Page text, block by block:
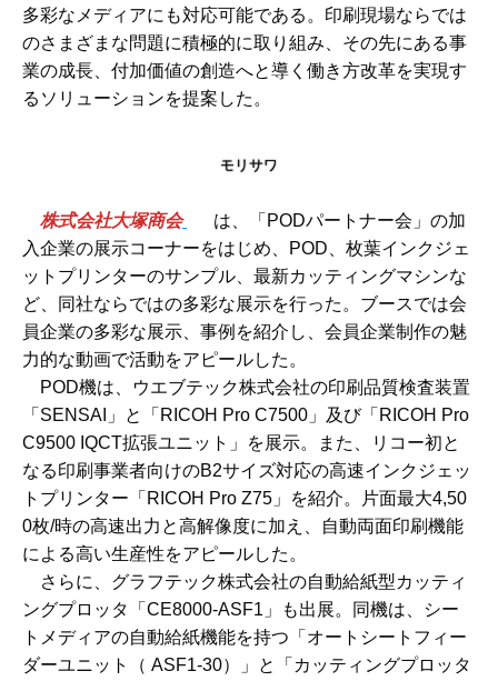
多彩なメディアにも対応可能である。印刷現場ならでは
のさまざまな問題に積極的に取り組み、その先にある事
業の成長、付加価値の創造へと導く働き方改革を実現す
るソリューションを提案した。
モリサワ
株式会社大塚商会
は、「PODパートナー会」の加
入企業の展示コーナーをはじめ、POD、枚葉インクジェ
ットプリンターのサンプル、最新カッティングマシンな
ど、同社ならではの多彩な展示を行った。ブースでは会
員企業の多彩な展示、事例を紹介し、会員企業制作の魅
力的な動画で活動をアピールした。
POD機は、ウエブテック株式会社の印刷品質検査装置
「SENSAI」と「RICOH Pro C7500」及び「RICOH Pro
C9500 IQCT拡張ユニット」を展示。また、リコー初と
なる印刷事業者向けのB2サイズ対応の高速インクジェッ
トプリンター「RICOH Pro Z75」を紹介。片面最大4,50
0枚/時の高速出力と高解像度に加え、自動両面印刷機能
による高い生産性をアピールした。
さらに、グラフテック株式会社の自動給紙型カッティ
ングプロッタ「CE8000-ASF1」も出展。同機は、シー
トメディアの自動給紙機能を持つ「オートシートフィー
ダーユニット（ ASF1-30）」と「カッティングプロッタ